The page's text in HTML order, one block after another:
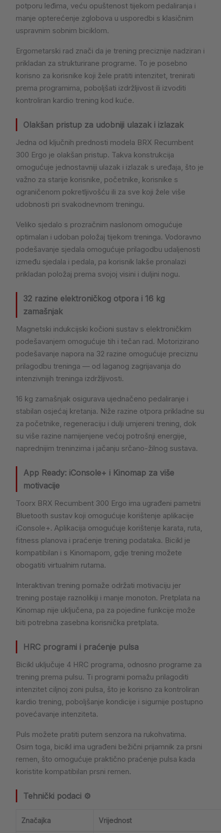
potporu leđima, veću opuštenost tijekom pedaliranja i
manje opterećenje zglobova u usporedbi s klasičnim
uspravnim sobnim biciklom.
Ergometarski rad znači da je trening preciznije nadziran i
prikladan za strukturirane programe. To je posebno
korisno za korisnike koji žele pratiti intenzitet, trenirati
prema programima, poboljšati izdržljivost ili izvoditi
kontroliran kardio trening kod kuće.
Olakšan pristup za udobniji ulazak i izlazak
Jedna od ključnih prednosti modela BRX Recumbent
300 Ergo je olakšan pristup. Takva konstrukcija
omogućuje jednostavniji ulazak i izlazak s uređaja, što je
važno za starije korisnike, početnike, korisnike s
ograničenom pokretljivošću ili za sve koji žele više
udobnosti pri svakodnevnom treningu.
Veliko sjedalo s prozračnim naslonom omogućuje
optimalan i udoban položaj tijekom treninga. Vodoravno
podešavanje sjedala omogućuje prilagodbu udaljenosti
između sjedala i pedala, pa korisnik lakše pronalazi
prikladan položaj prema svojoj visini i duljini nogu.
32 razine elektroničkog otpora i 16 kg
zamašnjak
Magnetski indukcijski kočioni sustav s elektroničkim
podešavanjem omogućuje tih i tečan rad. Motorizirano
podešavanje napora na 32 razine omogućuje preciznu
prilagodbu treninga — od laganog zagrijavanja do
intenzivnijih treninga izdržljivosti.
16 kg zamašnjak osigurava ujednačeno pedaliranje i
stabilan osjećaj kretanja. Niže razine otpora prikladne su
za početnike, regeneraciju i dulji umjereni trening, dok
su više razine namijenjene većoj potrošnji energije,
naprednijim treninzima i jačanju srčano-žilnog sustava.
App Ready: iConsole+ i Kinomap za više
motivacije
Toorx BRX Recumbent 300 Ergo ima ugrađeni pametni
Bluetooth sustav koji omogućuje korištenje aplikacije
iConsole+. Aplikacija omogućuje korištenje karata, ruta,
fitness planova i praćenje trening podataka. Bicikl je
kompatibilan i s Kinomapom, gdje trening možete
obogatiti virtualnim rutama.
Interaktivan trening pomaže održati motivaciju jer
trening postaje raznolikiji i manje monoton. Pretplata na
Kinomap nije uključena, pa za pojedine funkcije može
biti potrebna zasebna korisnička pretplata.
HRC programi i praćenje pulsa
Bicikl uključuje 4 HRC programa, odnosno programe za
trening prema pulsu. Ti programi pomažu prilagoditi
intenzitet ciljnoj zoni pulsa, što je korisno za kontroliran
kardio trening, poboljšanje kondicije i sigurnije postupno
povećavanje intenziteta.
Puls možete pratiti putem senzora na rukohvatima.
Osim toga, bicikl ima ugrađeni bežični prijamnik za prsni
remen, što omogućuje praktično praćenje pulsa kada
koristite kompatibilan prsni remen.
Tehnički podaci ⚙️
Značajka Vrijednost